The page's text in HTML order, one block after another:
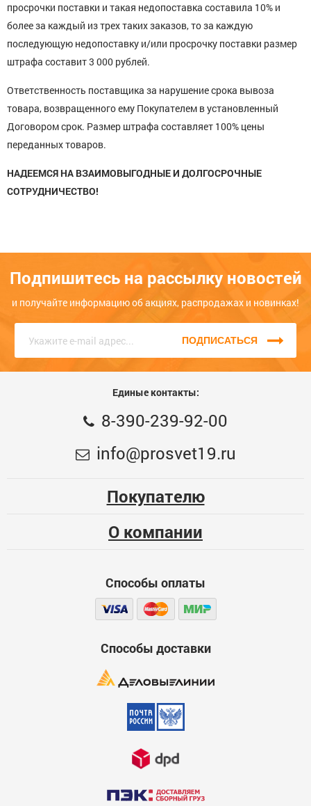
просрочки поставки и такая недопоставка составила 10% и
более за каждый из трех таких заказов, то за каждую
последующую недопоставку и/или просрочку поставки размер
штрафа составит 3 000 рублей.
Ответственность поставщика за нарушение срока вывоза
товара, возвращенного ему Покупателем в установленный
Договором срок. Размер штрафа составляет 100% цены
переданных товаров.
НАДЕЕМСЯ НА ВЗАИМОВЫГОДНЫЕ И ДОЛГОСРОЧНЫЕ
СОТРУДНИЧЕСТВО!
Подпишитесь на рассылку новостей
и получайте информацию об акциях, распродажах и новинках!
ПОДПИСАТЬСЯ
Единые контакты:
8-390-239-92-00
info@prosvet19.ru
Покупателю
О компании
Способы оплаты
Способы доставки